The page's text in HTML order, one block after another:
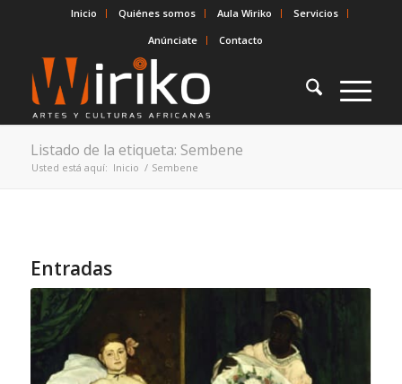
Inicio Quiénes somos Aula Wiriko
Servicios
Anúnciate
Contacto
Listado de la etiqueta: Sembene
Usted está aquí: Inicio / Sembene
Entradas